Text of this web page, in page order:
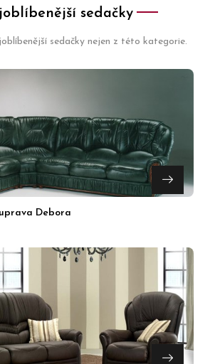
sedačky
sedačky nejen z této kategorie.
Debora